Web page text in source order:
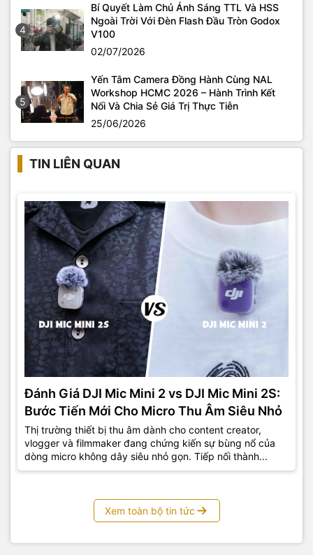
4
Bí Quyết Làm Chủ Ánh Sáng TTL Và HSS
Ngoài Trời Với Đèn Flash Đầu Tròn Godox
V100
02/07/2026
5
Yến Tâm Camera Đồng Hành Cùng NAL
Workshop HCMC 2026 – Hành Trình Kết
Nối Và Chia Sẻ Giá Trị Thực Tiễn
25/06/2026
TIN LIÊN QUAN
Đánh Giá DJI Mic Mini 2 vs DJI Mic Mini 2S:
Bước Tiến Mới Cho Micro Thu Âm Siêu Nhỏ
Thị trường thiết bị thu âm dành cho content creator,
vlogger và filmmaker đang chứng kiến sự bùng nổ của
dòng micro không dây siêu nhỏ gọn. Tiếp nối thành...
Xem toàn bộ tin tức